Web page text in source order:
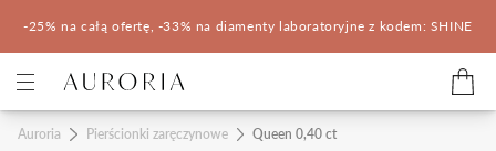
-25% na całą ofertę, -33% na diamenty laboratoryjne z kodem: SHINE
Kategorie
Auroria Pierścionki zaręczynowe Queen 0,40 ct